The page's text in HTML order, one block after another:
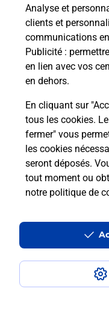
Analyse et
clients et
communications
Publicité :
en lien avec vos
en dehors.
En cliquant sur
tous les cookies.
fermer" vous
les cookies
seront déposés.
tout moment ou
notre politique de
Prochaine
09h00
Lieu Dit Muzelles
28140 Terminiers
Localiser Liste Boîtes
Accessibilité :
Conditions contractuelles
Mentions légales